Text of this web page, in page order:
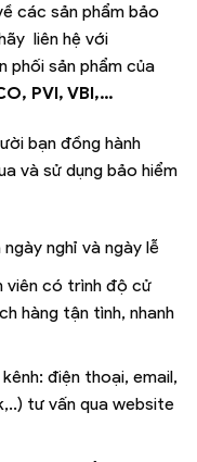
các sản phẩm bảo
liên hệ với
phối sản phẩm của
PVI, VBI,…
bạn đồng hành
và sử dụng bảo hiểm
nghỉ và ngày lễ
viên có trình độ cử
hàng tận tình, nhanh
điện thoại, email,
tư vấn qua website